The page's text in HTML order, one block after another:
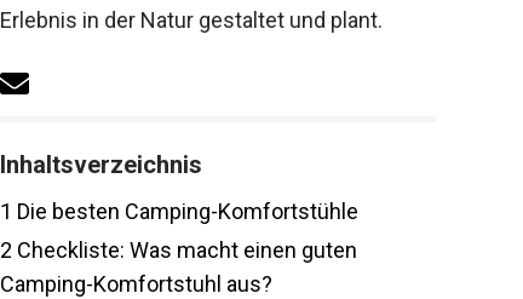
Erlebnis in der Natur gestaltet und plant.
Inhaltsverzeichnis
1 Die besten Camping-Komfortstühle
2 Checkliste: Was macht einen guten
Camping-Komfortstuhl aus?